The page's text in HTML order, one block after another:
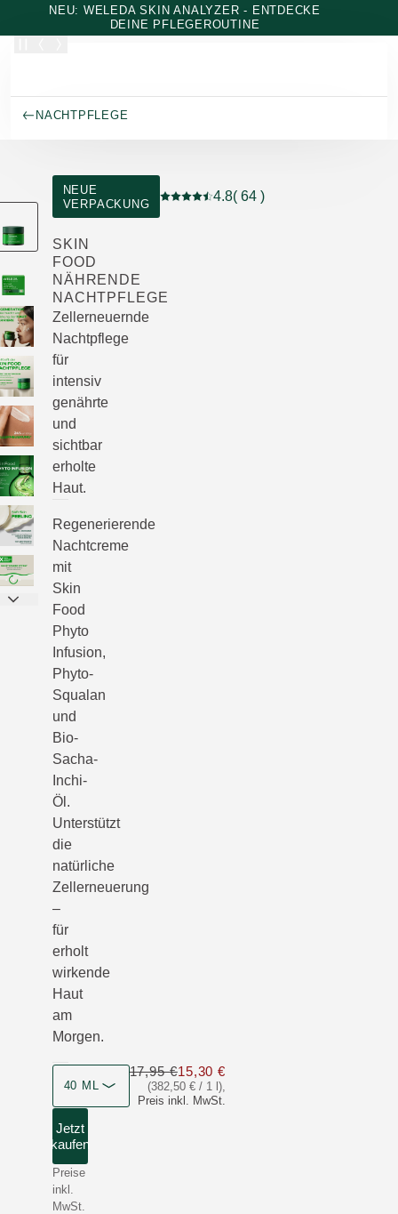
Zum Hauptinhalt wechseln
NEU: WELEDA SKIN ANALYZER - ENTDECKE
DEINE PFLEGEROUTINE
NACHTPFLEGE
NEUE
VERPACKUNG
Aktuelle Bewertung: 4.8 von 5
4.8( 64 )
SKIN
FOOD
NÄHRENDE
NACHTPFLEGE
Zellerneuernde
Nachtpflege
für
intensiv
genährte
und
sichtbar
erholte
Haut.
Regenerierende
Nachtcreme
mit
Skin
Food
Phyto
Infusion,
Phyto-
Squalan
und
Bio-
Sacha-
Inchi-
Öl.
Unterstützt
die
natürliche
Zellerneuerung
–
für
erholt
wirkende
Haut
am
Morgen.
40 ML (382,50 € / 1 l),
Preis inkl. MwSt.
17,95 €15,30 €Nur 15,30 € statt 17,95 €
Jetzt
kaufen
Preise
inkl.
MwSt.